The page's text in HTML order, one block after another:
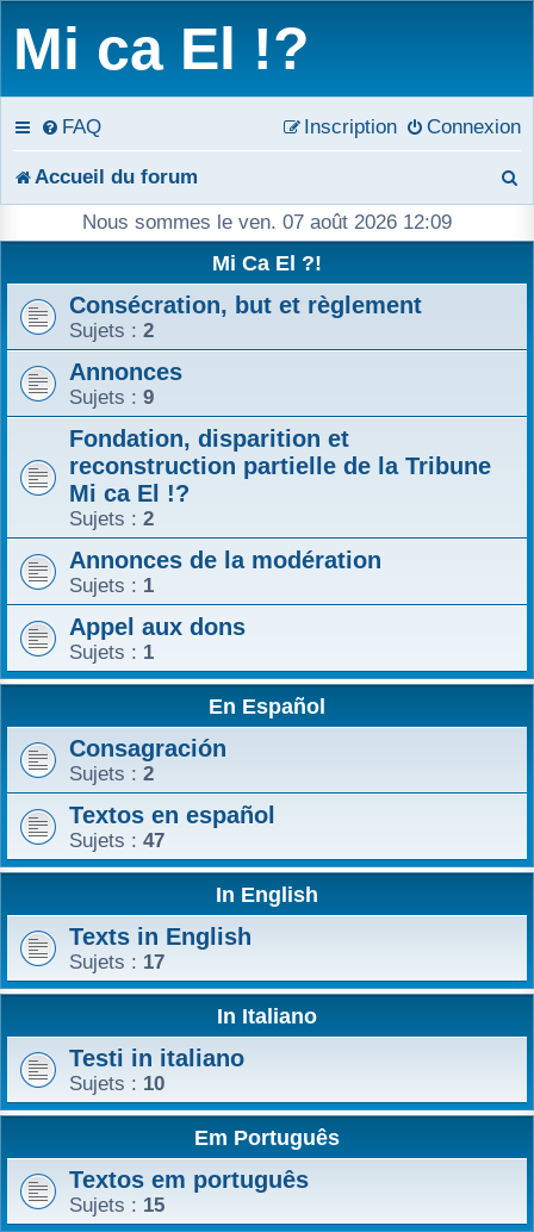
Mi ca El !?
FAQ Connexion
Inscription
Accueil du forum
e
Nous sommes le ven. 07 août 2026 12:09
Mi Ca El ?!
Consécration, but et règlement
Sujets : 2
Annonces
Sujets : 9
Fondation, disparition et
reconstruction partielle de la Tribune
Mi ca El !?
Sujets : 2
Annonces de la modération
Sujets : 1
Appel aux dons
Sujets : 1
En Español
Consagración
Sujets : 2
Textos en español
Sujets : 47
In English
Texts in English
Sujets : 17
In Italiano
Testi in italiano
Sujets : 10
Em Português
Textos em português
Sujets : 15